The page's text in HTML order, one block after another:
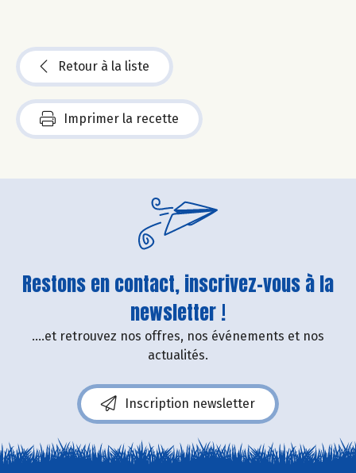
Retour à la liste
Imprimer la recette
Restons en contact, inscrivez-vous à la
newsletter !
....et retrouvez nos offres, nos événements et nos
actualités.
Inscription newsletter